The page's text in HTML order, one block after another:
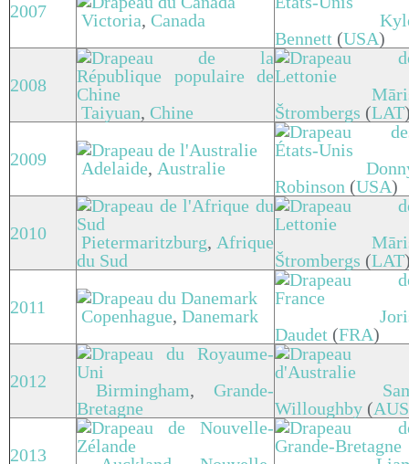
2007 Victoria, Canada
Bennett (USA)
2008
Taiyuan, Chine
Štrombergs (LAT
2009 Adelaide, Australie
Robinson (USA)
2010 Pietermaritzburg, Afrique
du Sud
Štrombergs (LAT
2011 Copenhague, Danemark
Daudet (FRA)
2012 Birmingham, Grande-
Bretagne
Willoughby (AUS
2013